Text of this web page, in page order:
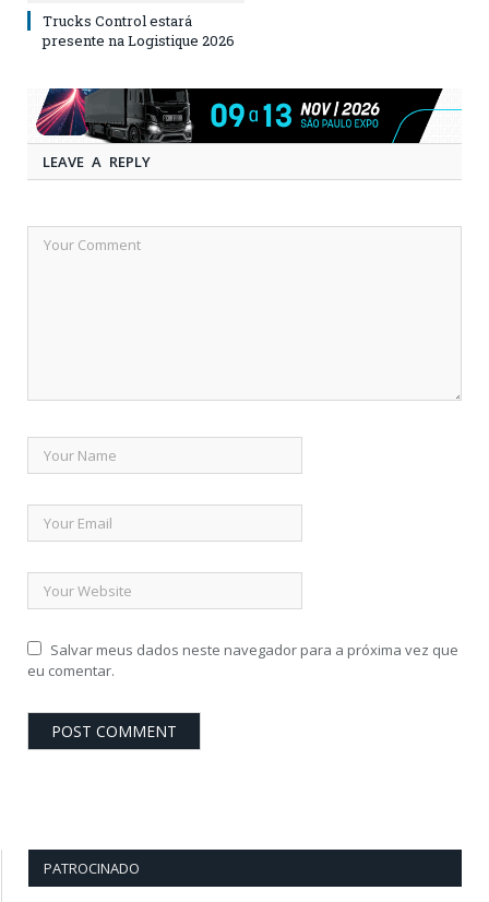
Trucks Control estará
presente na Logistique 2026
LEAVE A REPLY
Salvar meus dados neste navegador para a próxima vez que
eu comentar.
PATROCINADO